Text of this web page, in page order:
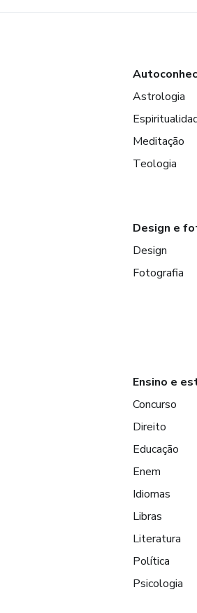
Astrologia
Meditação
Teologia
Design e
Design
Fotografia
Ensino e
Concurso
Direito
Educação
Enem
Idiomas
Libras
Literatura
Política
Psicologia